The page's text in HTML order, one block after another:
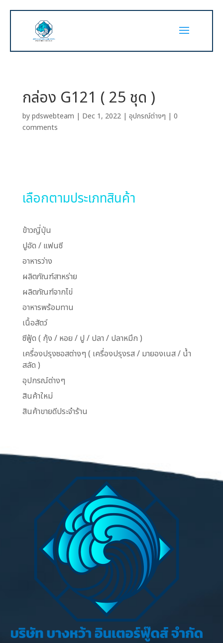
กล่อง G121 ( 25 ชุด )
bypdswebteam | Dec 1, 2022| อุปกรณ์ต่างๆ | 0
comments
เลือกตามประเภทสินค้า
ข้าวญี่ปุ่น
ปูอัด / แฟนซี
อาหารว่าง
ผลิตภัณฑ์สาหร่าย
ผลิตภัณฑ์จากไข่
อาหารพร้อมทาน
เนื้อสัตว์
ซีฟู้ด ( กุ้ง / หอย / ปู / ปลา / ปลาหมึก )
เครื่องปรุงซอสต่างๆ ( เครื่องปรุงรส / มายองเนส / น้ำ
สลัด )
อุปกรณ์ต่างๆ
สินค้าใหม่
สินค้าขายดีประจำร้าน